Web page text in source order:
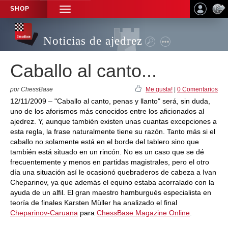
SHOP
TOGGLE
NAVIGATION
Noticias de ajedrez
Caballo al canto...
por ChessBase Me gusta! 0 Comentarios
12/11/2009 – "Caballo al canto, penas y llanto" será, sin duda,
uno de los aforismos más conocidos entre los aficionados al
ajedrez. Y, aunque también existen unas cuantas excepciones a
esta regla, la frase naturalmente tiene su razón. Tanto más si el
caballo no solamente está en el borde del tablero sino que
también está situado en un rincón. No es un caso que se dé
frecuentemente y menos en partidas magistrales, pero el otro
día una situación así le ocasionó quebraderos de cabeza a Ivan
Cheparinov, ya que además el equino estaba acorralado con la
ayuda de un alfil. El gran maestro hamburgués especialista en
teoría de finales Karsten Müller ha analizado el final
Cheparinov-Caruana para ChessBase Magazine Online